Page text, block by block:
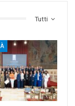
Tutti